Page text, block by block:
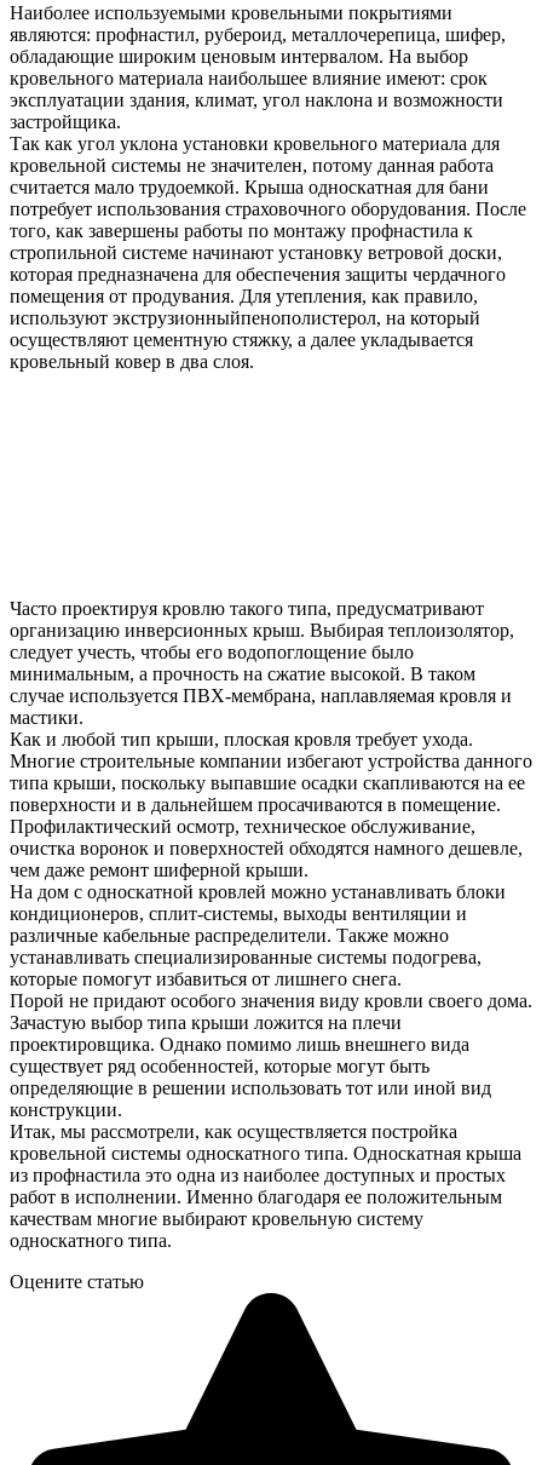
Наиболее используемыми кровельными покрытиями
являются: профнастил, рубероид, металлочерепица, шифер,
обладающие широким ценовым интервалом. На выбор
кровельного материала наибольшее влияние имеют: срок
эксплуатации здания, климат, угол наклона и возможности
застройщика.
Так как угол уклона установки кровельного материала для
кровельной системы не значителен, потому данная работа
считается мало трудоемкой. Крыша односкатная для бани
потребует использования страховочного оборудования. После
того, как завершены работы по монтажу профнастила к
стропильной системе начинают установку ветровой доски,
которая предназначена для обеспечения защиты чердачного
помещения от продувания. Для утепления, как правило,
используют экструзионныйпенополистерол, на который
осуществляют цементную стяжку, а далее укладывается
кровельный ковер в два слоя.
Часто проектируя кровлю такого типа, предусматривают
организацию инверсионных крыш. Выбирая теплоизолятор,
следует учесть, чтобы его водопоглощение было
минимальным, а прочность на сжатие высокой. В таком
случае используется ПВХ-мембрана, наплавляемая кровля и
мастики.
Как и любой тип крыши, плоская кровля требует ухода.
Многие строительные компании избегают устройства данного
типа крыши, поскольку выпавшие осадки скапливаются на ее
поверхности и в дальнейшем просачиваются в помещение.
Профилактический осмотр, техническое обслуживание,
очистка воронок и поверхностей обходятся намного дешевле,
чем даже ремонт шиферной крыши.
На дом с односкатной кровлей можно устанавливать блоки
кондиционеров, сплит-системы, выходы вентиляции и
различные кабельные распределители. Также можно
устанавливать специализированные системы подогрева,
которые помогут избавиться от лишнего снега.
Порой не придают особого значения виду кровли своего дома.
Зачастую выбор типа крыши ложится на плечи
проектировщика. Однако помимо лишь внешнего вида
существует ряд особенностей, которые могут быть
определяющие в решении использовать тот или иной вид
конструкции.
Итак, мы рассмотрели, как осуществляется постройка
кровельной системы односкатного типа. Односкатная крыша
из профнастила это одна из наиболее доступных и простых
работ в исполнении. Именно благодаря ее положительным
качествам многие выбирают кровельную систему
односкатного типа.
Оцените статью